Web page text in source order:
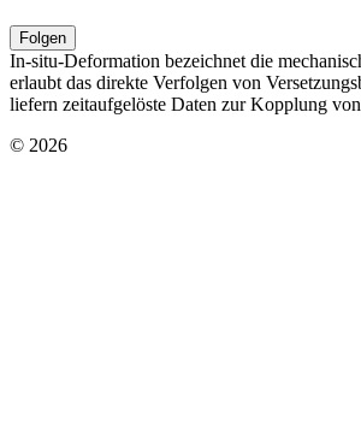
Folgen
In-situ-Deformation bezeichnet die
erlaubt das direkte Verfolgen von
liefern zeitaufgelöste Daten zur Kopplung
© 2026